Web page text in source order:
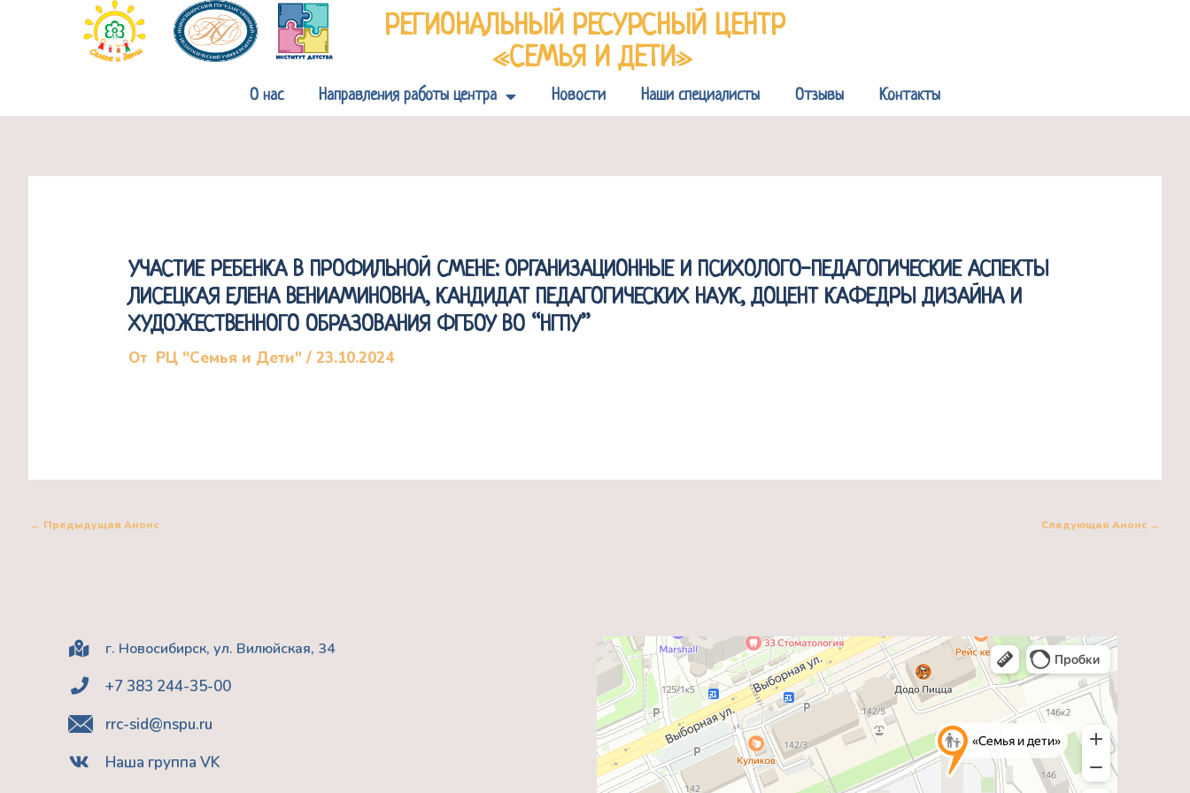
содержимому
РЕГИОНАЛЬНЫЙ РЕСУРСНЫЙ ЦЕНТР
«СЕМЬЯ И ДЕТИ»
О нас Направления работы центра Новости Наши специалисты Отзывы Контакты
УЧАСТИЕ РЕБЕНКА В ПРОФИЛЬНОЙ СМЕНЕ: ОРГАНИЗАЦИОННЫЕ И ПСИХОЛОГО-ПЕДАГОГИЧЕСКИЕ АСПЕКТЫ
ЛИСЕЦКАЯ ЕЛЕНА ВЕНИАМИНОВНА, КАНДИДАТ ПЕДАГОГИЧЕСКИХ НАУК, ДОЦЕНТ КАФЕДРЫ ДИЗАЙНА И
ХУДОЖЕСТВЕННОГО ОБРАЗОВАНИЯ ФГБОУ ВО “НГПУ”
От РЦ "Семья и Дети"/23.10.2024
← Предыдущая Анонс Следующая Анонс →
г. Новосибирск, ул. Вилюйская, 34
+7 383 244-35-00
rrc-sid@nspu.ru
Наша группа VK